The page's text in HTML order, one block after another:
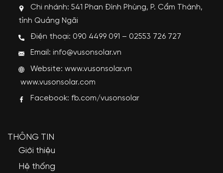
Chi nhánh: 541 Phan Đình Phùng, P. Cẩm Thành,
tỉnh Quảng Ngãi
Điện thoại: 090 4499 091 – 02553 726 727
Email: info@vusonsolar.vn
Website:www.vusonsolar.vn
www.vusonsolar.com
Facebook: fb.com/vusonsolar
THÔNG TIN
Giới thiệu
Hệ thống